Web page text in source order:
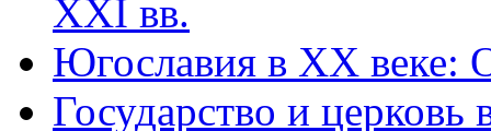
XXI вв.
Югославия в XX веке:
Государство и